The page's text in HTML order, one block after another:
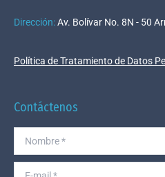
Dirección:Av. Bolívar No. 8N - 50
Política de Tratamiento de Datos
Contáctenos
Nombre *
E-mail *